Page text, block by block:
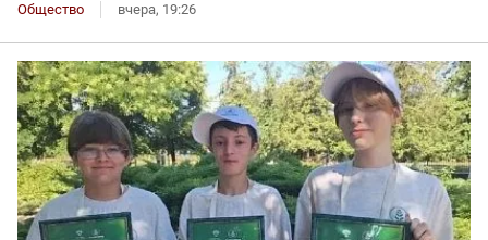
Общество вчера, 19:26